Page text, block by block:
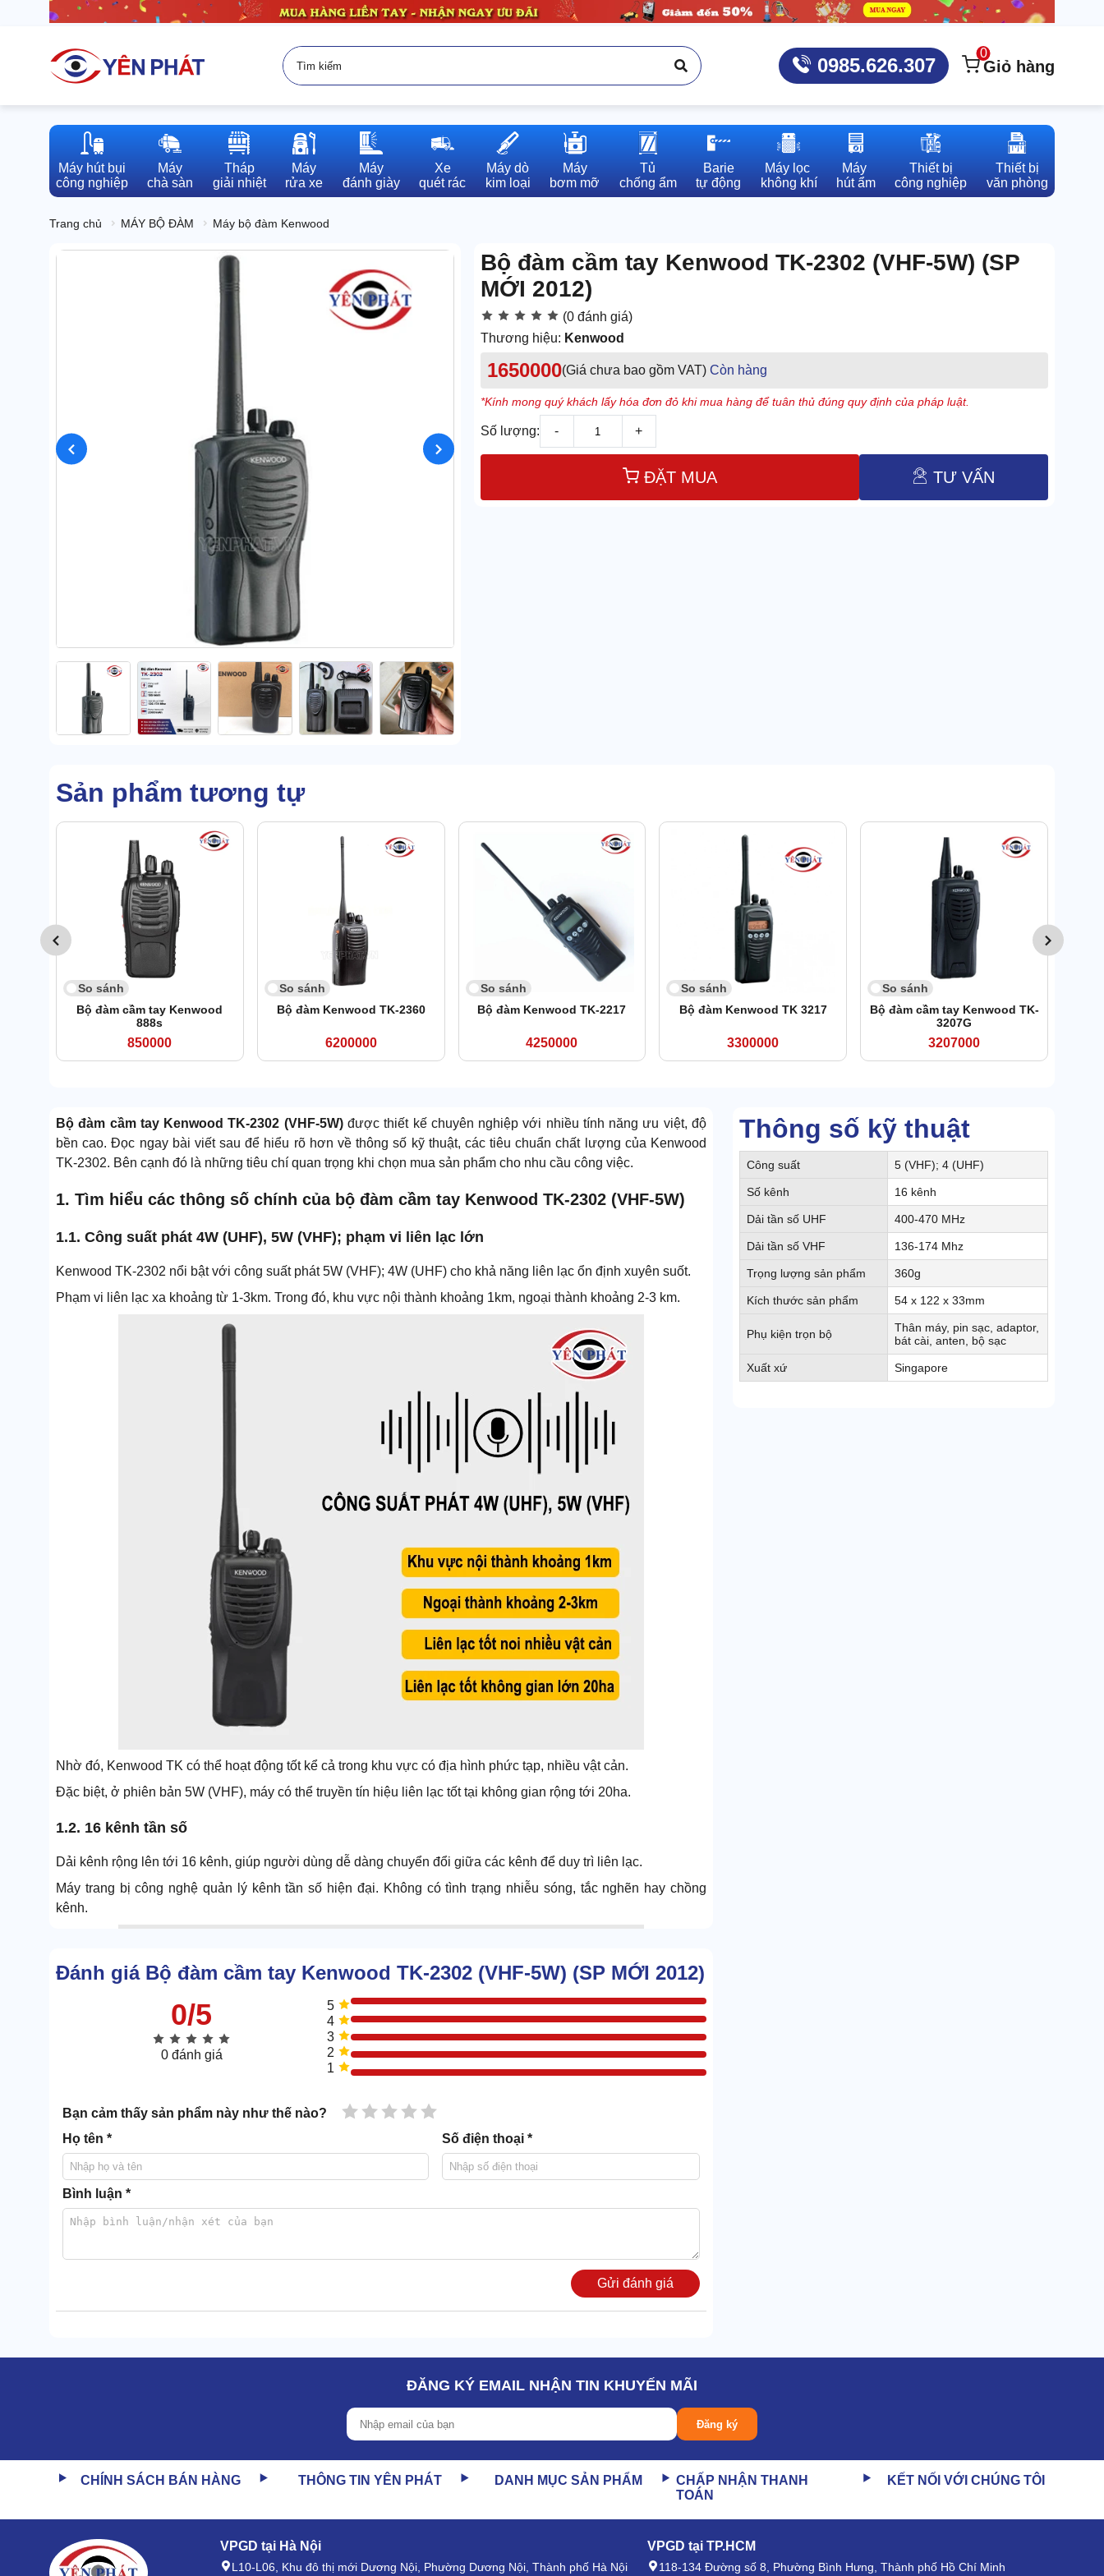
0985.626.307
0
Giỏ hàng
Máy hút bụi
công nghiệp
Máy
chà sàn
Tháp
giải nhiệt
Máy
rửa xe
Máy
đánh giày
Xe
quét rác
Máy dò
kim loại
Máy
bơm mỡ
Tủ
chống ẩm
Barie
tự động
Máy lọc
không khí
Máy
hút ẩm
Thiết bị
công nghiệp
Thiết bị
văn phòng
Trang chủ MÁY BỘ ĐÀM Máy bộ đàm Kenwood
Bộ đàm cầm tay Kenwood TK-2302 (VHF-5W) (SP
MỚI 2012)
(0 đánh giá)
Thương hiệu: Kenwood
1650000(Giá chưa bao gồm VAT) Còn hàng
*Kính mong quý khách lấy hóa đơn đỏ khi mua hàng để tuân thủ đúng quy định của pháp luật.
Số lượng: - +
ĐẶT MUA TƯ VẤN
Sản phẩm tương tự
So sánh
Bộ đàm cầm tay Kenwood
888s
850000
So sánh
Bộ đàm Kenwood TK-2360
6200000
So sánh
Bộ đàm Kenwood TK-2217
4250000
So sánh
Bộ đàm Kenwood TK 3217
3300000
So sánh
Bộ đàm cầm tay Kenwood TK-
3207G
3207000
Thông số kỹ thuật
Công suất 5 (VHF); 4 (UHF)
Số kênh 16 kênh
Dải tần số UHF 400-470 MHz
Dải tần số VHF 136-174 Mhz
Trọng lượng sản phẩm 360g
Kích thước sản phẩm 54 x 122 x 33mm
Phụ kiện trọn bộ
Thân máy, pin sạc, adaptor,
bát cài, anten, bộ sạc
Xuất xứ Singapore
Bộ đàm cầm tay Kenwood TK-2302 (VHF-5W)được thiết kế chuyên nghiệp với nhiều tính năng ưu việt, độ
bền cao. Đọc ngay bài viết sau để hiểu rõ hơn về thông số kỹ thuật, các tiêu chuẩn chất lượng của Kenwood
TK-2302. Bên cạnh đó là những tiêu chí quan trọng khi chọn mua sản phẩm cho nhu cầu công việc.
1. Tìm hiểu các thông số chính của bộ đàm cầm tay Kenwood TK-2302 (VHF-5W)
1.1. Công suất phát 4W (UHF), 5W (VHF); phạm vi liên lạc lớn
Kenwood TK-2302 nổi bật với công suất phát 5W (VHF); 4W (UHF) cho khả năng liên lạc ổn định xuyên suốt.
Phạm vi liên lạc xa khoảng từ 1-3km. Trong đó, khu vực nội thành khoảng 1km, ngoại thành khoảng 2-3 km.
Nhờ đó, Kenwood TK có thể hoạt động tốt kể cả trong khu vực có địa hình phức tạp, nhiều vật cản.
Đặc biệt, ở phiên bản 5W (VHF), máy có thể truyền tín hiệu liên lạc tốt tại không gian rộng tới 20ha.
1.2. 16 kênh tần số
Dải kênh rộng lên tới 16 kênh, giúp người dùng dễ dàng chuyển đổi giữa các kênh để duy trì liên lạc.
Máy trang bị công nghệ quản lý kênh tần số hiện đại. Không có tình trạng nhiễu sóng, tắc nghẽn hay chồng
kênh.
Model Kenwood TK-2302 sử dụng pin lion 7.4V với dung lượng pin lớn. Điều này cho phép người dùng có thể
Ví dụ: Bảo vệ, sự kiện ngoài trời, các nhiệm vụ an ninh… Bạn hoàn toàn yên tâm trao đổi đàm thoại cả ngày mà
1.4. Trọng lượng 350 siêu nhẹ
Đánh giá Bộ đàm cầm tay Kenwood TK-2302 (VHF-5W) (SP MỚI 2012)
0/5
0 đánh giá
5
4
3
2
1
Bạn cảm thấy sản phẩm này như thế nào? 5 sao
4 sao
3 sao
2 sao
1 sao
Họ tên * Số điện thoại *
Bình luận *
Gửi đánh giá
ĐĂNG KÝ EMAIL NHẬN TIN KHUYẾN MÃI
Đăng ký
CHÍNH SÁCH BÁN HÀNG THÔNG TIN YÊN PHÁT DANH MỤC SẢN PHẨM
CHẤP NHẬN THANH
TOÁN
KẾT NỐI VỚI CHÚNG TÔI
VPGD tại Hà Nội
L10-L06, Khu đô thị mới Dương Nội, Phường Dương Nội, Thành phố Hà Nội
VPGD tại TP.HCM
118-134 Đường số 8, Phường Bình Hưng, Thành phố Hồ Chí Minh